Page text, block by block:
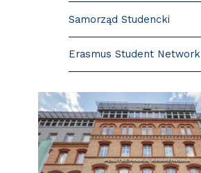
Samorząd Studencki
Erasmus Student Network